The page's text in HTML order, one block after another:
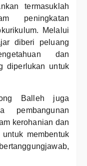
termasuklah
peningkatan
Melalui
diberi peluang
dan
diperlukan untuk
Balleh juga
pembangunan
kerohanian dan
membentuk